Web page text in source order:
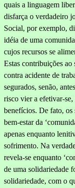
quais a linguagem
disfarça o verdadeiro
Social, por exemplo,
idéia de uma
cujos recursos se
Estas contribuições ao
contra acidente de
segurados, senão,
risco vier a efetivar-
benefícios. De fato, os
bem-estar da
apenas enquanto
sofrimento. Na
revela-se enquanto
de uma solidariedade
solidariedade, com o